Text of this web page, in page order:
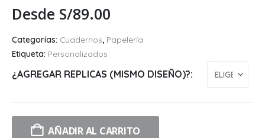
Desde S/89.00
Categorías: Cuadernos, Papelería
Etiqueta: Personalizados
¿AGREGAR REPLICAS (MISMO DISEÑO)?
AÑADIR AL CARRITO